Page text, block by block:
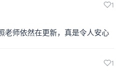
1
老师依然在更新，真是令人安心
1